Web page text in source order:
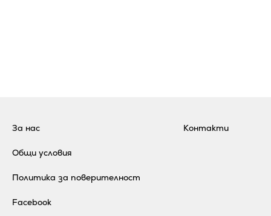
За нас
Общи условия
Политика за поверителност
Контакти
Facebook